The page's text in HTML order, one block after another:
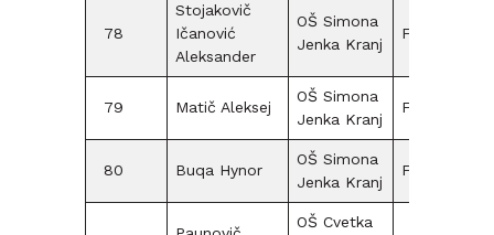
78
Stojakovič
Ičanović
Aleksander
OŠ Simona
Jenka Kranj
F09
79 Matič Aleksej
OŠ Simona
Jenka Kranj
F15
80 Buqa Hynor
OŠ Simona
Jenka Kranj
F15
OŠ Cvetka